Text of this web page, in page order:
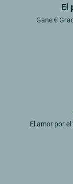
El
Gane €
El amor por